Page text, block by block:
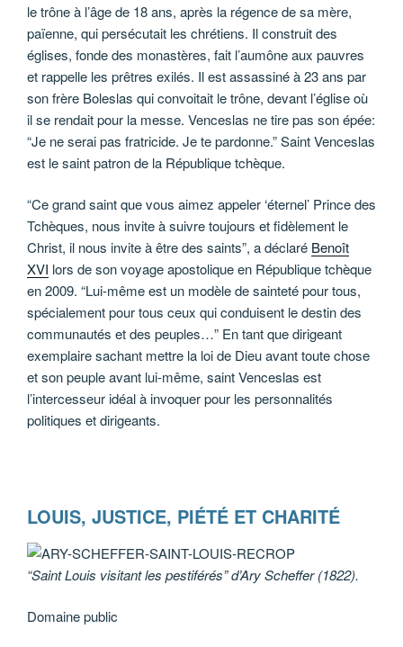
le trône à l’âge de 18 ans, après la régence de sa mère,
païenne, qui persécutait les chrétiens. Il construit des
églises, fonde des monastères, fait l’aumône aux pauvres
et rappelle les prêtres exilés. Il est assassiné à 23 ans par
son frère Boleslas qui convoitait le trône, devant l’église où
il se rendait pour la messe. Venceslas ne tire pas son épée:
“Je ne serai pas fratricide. Je te pardonne.” Saint Venceslas
est le saint patron de la République tchèque.
“Ce grand saint que vous aimez appeler ‘éternel’ Prince des
Tchèques, nous invite à suivre toujours et fidèlement le
Christ, il nous invite à être des saints”, a déclaré Benoît
XVI lors de son voyage apostolique en République tchèque
en 2009. “Lui-même est un modèle de sainteté pour tous,
spécialement pour tous ceux qui conduisent le destin des
communautés et des peuples…” En tant que dirigeant
exemplaire sachant mettre la loi de Dieu avant toute chose
et son peuple avant lui-même, saint Venceslas est
l’intercesseur idéal à invoquer pour les personnalités
politiques et dirigeants.
LOUIS, JUSTICE, PIÉTÉ ET CHARITÉ
“Saint Louis visitant les pestiférés” d’Ary Scheffer (1822).
Domaine public